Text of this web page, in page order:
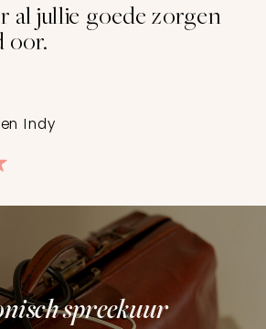
Indy
al jullie goede zorgen
oor.
spreekuur